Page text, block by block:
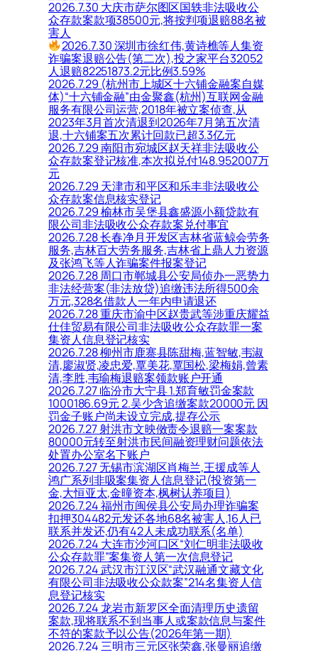
2026.7.30 大庆市萨尔图区国轶非法吸收公
众存款案款项38500元,将按判项退赔88名被
害人
2026.7.30 深圳市徐红伟,黄诗樵等人集资
诈骗案退赔公告(第二次),投之家平台32052
人退赔82251873.2元比例3.59%
2026.7.29 (杭州市上城区十六铺金融案自媒
体)“十六铺金融”由金聚鑫(杭州)互联网金融
服务有限公司运营,2018年被立案侦查,从
2023年3月首次清退到2026年7月第五次清
退,十六铺案五次累计回款已超3.3亿元
2026.7.29 南阳市宛城区赵天祥非法吸收公
众存款案登记核准,本次拟兑付148.952007万
元
2026.7.29 天津市和平区和乐丰非法吸收公
众存款案信息核实登记
2026.7.29 榆林市吴堡县鑫盛源小额贷款有
限公司非法吸收公众存款案兑付事宜
2026.7.28 长春净月开发区吉林省蓝鲸会劳务
服务,吉林百大劳务服务,吉林省上鼎人力资源
及张鸿飞等人诈骗案件报案登记
2026.7.28 周口市郸城县公安局侦办一恶势力
非法经营案(非法放贷)追缴违法所得500余
万元,328名借款人一年内申请退还
2026.7.28 重庆市渝中区赵贵武等涉重庆耀益
仕佳贸易有限公司非法吸收公众存款罪一案
集资人信息登记核实
2026.7.28 柳州市鹿寨县陈甜梅,蓝智敏,韦淑
清,廖淑贤,凌忠爱,覃美花,覃国松,梁梅娟,曾素
清,李胜,韦瑜梅退赔案领款账户开通
2026.7.27 临汾市大宁县 1.郑育敏罚金案款
1000186.69元 2.吴少含追缴案款20000元 因
罚金子账户尚未设立完成,提存公示
2026.7.27 射洪市文映傚责令退赔一案案款
80000元转至射洪市民间融资理财问题依法
处置办公室名下账户
2026.7.27 无锡市滨湖区肖梅兰,王援成等人
鸿广系列非吸案集资人信息登记(投资第一
金,大恒亚太,金曈资本,枫树认养项目)
2026.7.24 福州市闽侯县公安局办理诈骗案
扣押304482元发还各地68名被害人,16人已
联系并发还,仍有42人未成功联系(名单)
2026.7.24 大连市沙河口区“刘仁明非法吸收
公众存款罪”案集资人第一次信息登记
2026.7.24 武汉市江汉区“武汉融通文藏文化
有限公司非法吸收公众款案”214名集资人信
息登记核实
2026.7.24 龙岩市新罗区全面清理历史遗留
案款,现将联系不到当事人或案款信息与案件
不符的案款予以公告(2026年第一期)
2026.7.24 三明市三元区张荣鑫,张曼丽追缴